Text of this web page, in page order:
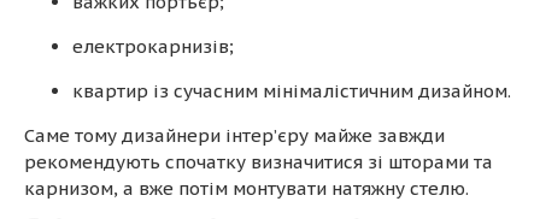
електрокарнизів;
квартир із сучасним мінімалістичним дизайном.
Саме тому дизайнери інтер’єру майже завжди
рекомендують спочатку визначитися зі шторами та
карнизом, а вже потім монтувати натяжну стелю.